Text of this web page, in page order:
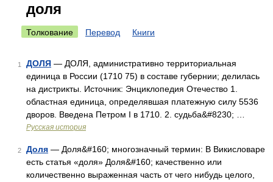
доля
Толкование Перевод Книги
1 ДОЛЯ — ДОЛЯ, административно территориальная
единица в России (1710 75) в составе губернии; делилась
на дистрикты. Источник: Энциклопедия Отечество 1.
областная единица, определявшая платежную силу 5536
дворов. Введена Петром I в 1710. 2. судьба&#8230; …
Русская история
2 Доля — Доля&#160; многозначный термин: В Викисловаре
есть статья «доля» Доля&#160; качественно или
количественно выраженная часть от чего нибудь целого,